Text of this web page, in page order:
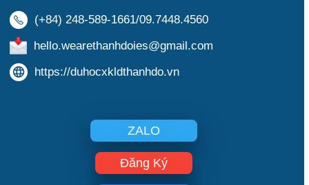
(+84) 248-589-1661/09.7448.4560
hello.wearethanhdoies@gmail.com
https://duhocxkldthanhdo.vn
ZALO
Đăng Ký